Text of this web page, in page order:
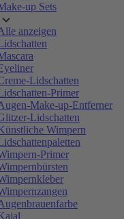
up Sets
anzeigen
Lidschatten
Primer
Make-up-Entferner
Lidschatten
Wimpern
Primer